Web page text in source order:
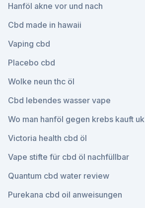
Hanföl akne vor und nach
Cbd made in hawaii
Vaping cbd
Placebo cbd
Wolke neun thc öl
Cbd lebendes wasser vape
Wo man hanföl gegen krebs kauft uk
Victoria health cbd öl
Vape stifte für cbd öl nachfüllbar
Quantum cbd water review
Purekana cbd oil anweisungen